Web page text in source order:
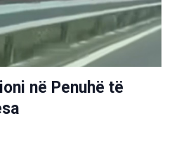
në Penuhë të